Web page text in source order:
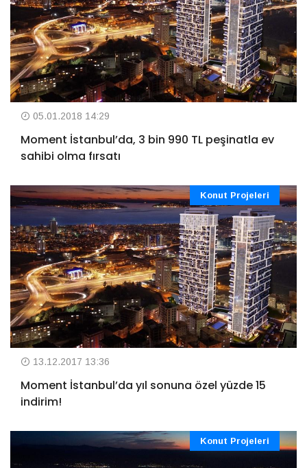
05.01.2018 14:29
Moment İstanbul’da, 3 bin 990 TL peşinatla ev
sahibi olma fırsatı
Konut Projeleri
13.12.2017 13:36
Moment İstanbul’da yıl sonuna özel yüzde 15
indirim!
Konut Projeleri